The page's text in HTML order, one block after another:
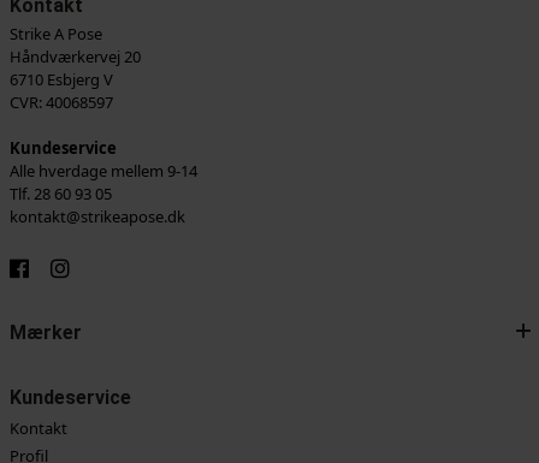
Kontakt
Strike A Pose
Håndværkervej 20
6710 Esbjerg V
CVR: 40068597
Kundeservice
Alle hverdage mellem 9-14
Tlf. 28 60 93 05
kontakt@strikeapose.dk
Mærker
Kundeservice
Kontakt
Profil